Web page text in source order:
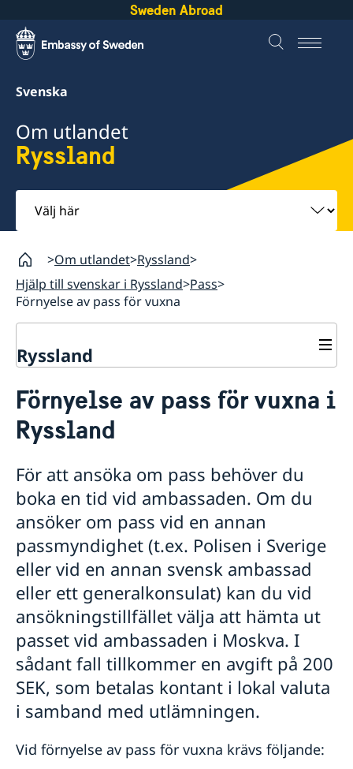
Sweden Abroad
Svenska
Om utlandet
Ryssland
Välj
här
Om utlandet Ryssland
Hjälp till svenskar i Ryssland Pass
Förnyelse av pass för vuxna
Ryssland
Hjälp till svenskar i Ryssland
Rösta i Ryssland
Nödsituation
Råd och stöd vid nödsituation
Om du blir sjuk eller råkar ut för en olycka
Pass
Förnyelse av pass för vuxna
Ansökan om första pass för barn
Förnyelse av pass för barn under 18 år
Provisoriskt pass
Nationellt id-kort
Namnändring
Samordningsnummer
Levnadsintyg
Hjälp kring medborgarskap
Att behålla svenskt medborgarskap
Dubbelt medborgarskap
Registrera nyfödd i Ryssland
Apostiller
Avgifter i Ryssland
Gifta sig i Ryssland
Dödsfall i Ryssland
Arv i Ryssland
Förnyelse av pass för vuxna i
Ryssland
För att ansöka om pass behöver du
boka en tid vid ambassaden. Om du
ansöker om pass vid en annan
passmyndighet (t.ex. Polisen i Sverige
eller vid en annan svensk ambassad
eller ett generalkonsulat) kan du vid
ansökningstillfället välja att hämta ut
passet vid ambassaden i Moskva. I
sådant fall tillkommer en avgift på 200
SEK, som betalas kontant i lokal valuta
i samband med utlämningen.
Vid förnyelse av pass för vuxna krävs följande: